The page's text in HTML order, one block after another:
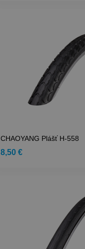
CHAOYANG Plášť H-558
8,50 €